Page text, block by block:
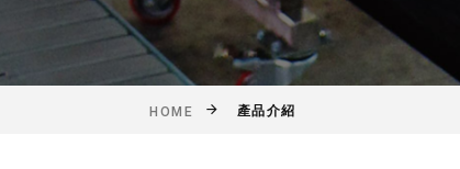
HOME 產品介紹